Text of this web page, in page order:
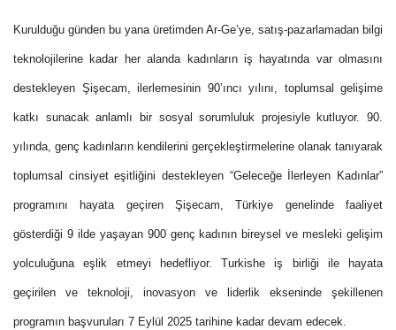
Kurulduğu günden bu yana üretimden Ar-Ge’ye, satış-pazarlamadan bilgi
teknolojilerine kadar her alanda kadınların iş hayatında var olmasını
destekleyen Şişecam, ilerlemesinin 90’ıncı yılını, toplumsal gelişime
katkı sunacak anlamlı bir sosyal sorumluluk projesiyle kutluyor. 90.
yılında, genç kadınların kendilerini gerçekleştirmelerine olanak tanıyarak
toplumsal cinsiyet eşitliğini destekleyen “Geleceğe İlerleyen Kadınlar”
programını hayata geçiren Şişecam, Türkiye genelinde faaliyet
gösterdiği 9 ilde yaşayan 900 genç kadının bireysel ve mesleki gelişim
yolculuğuna eşlik etmeyi hedefliyor. Turkishe iş birliği ile hayata
geçirilen ve teknoloji, inovasyon ve liderlik ekseninde şekillenen
programın başvuruları 7 Eylül 2025 tarihine kadar devam edecek.